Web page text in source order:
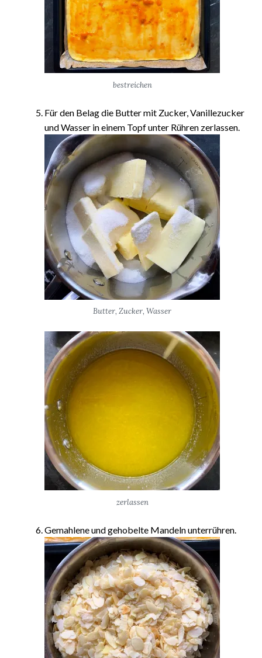
bestreichen
Für den Belag die Butter mit Zucker, Vanillezucker
und Wasser in einem Topf unter Rühren zerlassen.
Butter, Zucker, Wasser
zerlassen
Gemahlene und gehobelte Mandeln unterrühren.